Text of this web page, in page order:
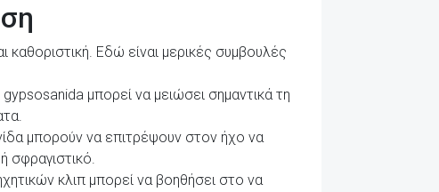
Εδώ είναι μερικές συμβουλές
μπορεί να μειώσει σημαντικά τη
μπορούν να επιτρέψουν στον ήχο να
σφραγιστικό.
κλιπ μπορεί να βοηθήσει στο να